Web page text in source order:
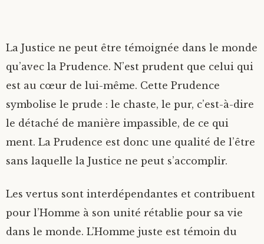
La Justice ne peut être témoignée dans le monde
qu’avec la Prudence. N’est prudent que celui qui
est au cœur de lui-même. Cette Prudence
symbolise le prude : le chaste, le pur, c’est-à-dire
le détaché de manière impassible, de ce qui
ment. La Prudence est donc une qualité de l’être
sans laquelle la Justice ne peut s’accomplir.
Les vertus sont interdépendantes et contribuent
pour l’Homme à son unité rétablie pour sa vie
dans le monde. L’Homme juste est témoin du